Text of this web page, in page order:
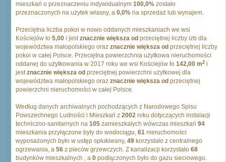
mieszkań o przeznaczeniu indywidualnym 100,0% zostało
przeznaczonych na użytek własny, a 0,0% na sprzedaż lub wynajem.
Przeciętna liczba pokoi w nowo oddanych mieszkaniach we wsi
Kościejów to 5,00 i jestznacznie większa od przeciętnej liczby izb dla
województwa małopolskiego oraz znacznie większa od przeciętnej liczby
pokoi w całej Polsce. Przeciętna powierzchnia użytkowa nieruchomości
oddanej do użytkowania w 2017 roku we wsi Kościejów to 142,00 m2 i
jestznacznie większa od przeciętnej powierzchni użytkowej dla
województwa małopolskiego oraz znacznie większa od przeciętnej
powierzchni nieruchomości w całej Polsce.
Według danych archiwalnych pochodzących z Narodowego Spisu
Powszechnego Ludności i Mieszkań z 2002 roku dotyczących instalacji
techniczno-sanitarnych na 105 zamieszkałych wówczas mieszkań 94
mieszkania przyłączone były do wodociągu, 61 nieruchomości
wyposażonych było w ustęp spłukiwany, 49 korzystało z centralnego
ogrzewania, a 56 z pieców grzewczych. Z kanalizacji korzystało 68
budynków mieszkalnych , a 0 podłączonych było do gazu sieciowego.